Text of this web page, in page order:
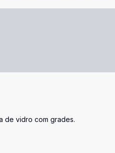
de vidro com grades.